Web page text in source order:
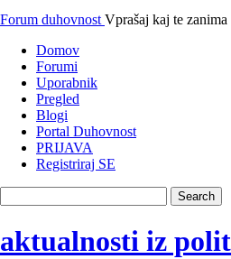
Forum duhovnost Vprašaj kaj te zanima
Domov
Forumi
Uporabnik
Pregled
Blogi
Portal Duhovnost
PRIJAVA
Registriraj SE
aktualnosti iz